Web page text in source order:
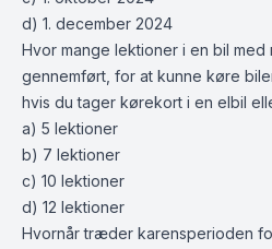
d) 1. december 2024
Hvor mange lektioner i en bil med
gennemført, for at kunne køre
hvis du tager kørekort i en elbil
a) 5 lektioner
b) 7 lektioner
c) 10 lektioner
d) 12 lektioner
Hvornår træder karensperioden